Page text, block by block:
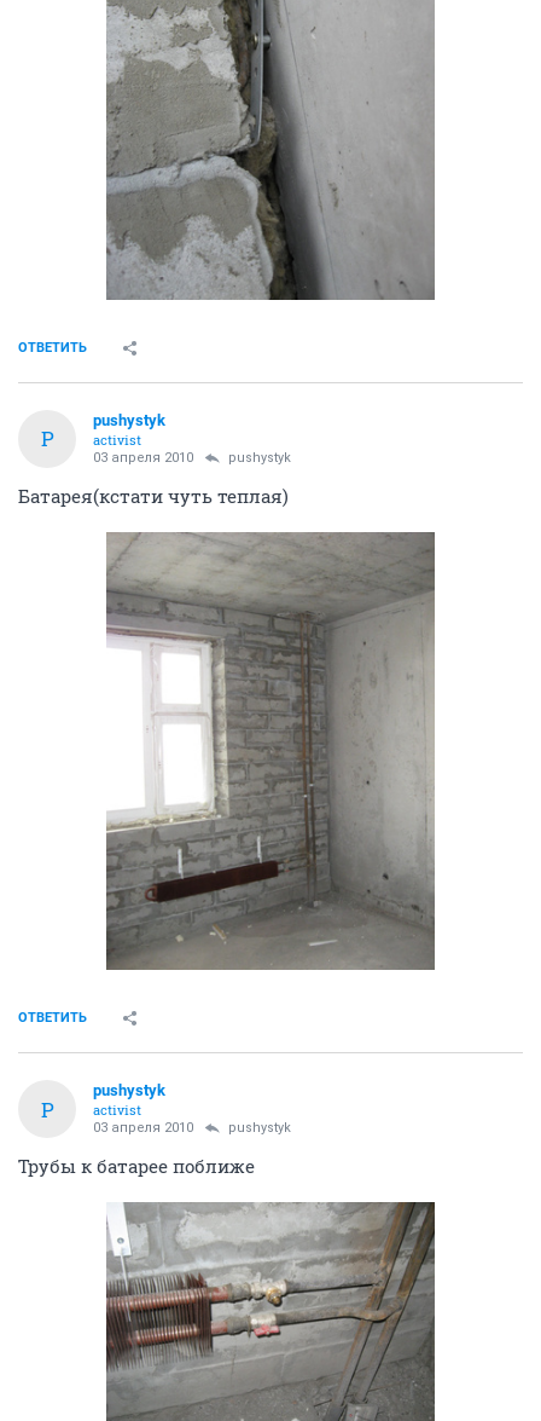
ОТВЕТИТЬ
P
pushystyk
activist
03 апреля 2010 pushystyk
Батарея(кстати чуть теплая)
ОТВЕТИТЬ
P
pushystyk
activist
03 апреля 2010 pushystyk
Трубы к батарее поближе